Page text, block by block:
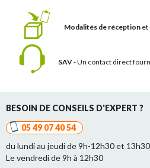
Modalités de réception et
SAV- Un contact direct
BESOIN DE CONSEILS D'EXPERT ?
05 49 07 40 54
du lundi au jeudi de 9h-12h30 et
Le vendredi de 9h à 12h30